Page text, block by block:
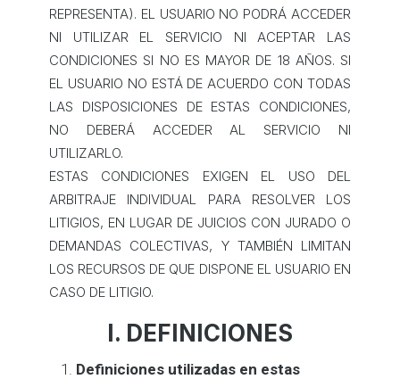
REPRESENTA). EL USUARIO NO PODRÁ ACCEDER
NI UTILIZAR EL SERVICIO NI ACEPTAR LAS
CONDICIONES SI NO ES MAYOR DE 18 AÑOS. SI
EL USUARIO NO ESTÁ DE ACUERDO CON TODAS
LAS DISPOSICIONES DE ESTAS CONDICIONES,
NO DEBERÁ ACCEDER AL SERVICIO NI
UTILIZARLO.
ESTAS CONDICIONES EXIGEN EL USO DEL
ARBITRAJE INDIVIDUAL PARA RESOLVER LOS
LITIGIOS, EN LUGAR DE JUICIOS CON JURADO O
DEMANDAS COLECTIVAS, Y TAMBIÉN LIMITAN
LOS RECURSOS DE QUE DISPONE EL USUARIO EN
CASO DE LITIGIO.
I. DEFINICIONES
Definiciones utilizadas en estas